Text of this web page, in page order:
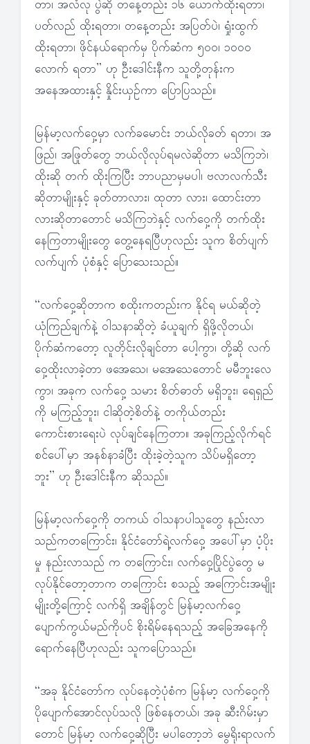
တာ၊ အလံလု ပွဲဆို တနေ့တည်း ၁၆ ယောက်ထိုးရတာ၊
ပတ်လည် ထိုးရတာ၊ တနေ့တည်း အပြတ်ပဲ၊ ရှုံးထွက်
ထိုးရတာ၊ ဖိုင်နယ်ရောက်မှ ပိုက်ဆံက ၅၀ဝ၊ ၁၀ဝ၀
လောက် ရတာ” ဟု ဦးဒေါင်းနီက သူတို့တုန်းက
အနေအထားနှင့် နှိုင်းယှဉ်ကာ ပြောပြသည်။
မြန်မာ့လက်ဝှေ့မှာ လက်ခမောင်း ဘယ်လိုခတ် ရတာ၊ အ
ဖြည်၊ အဖြုတ်တွေ ဘယ်လိုလုပ်ရမလဲဆိုတာ မသိကြဘဲ၊
ထိုးဆို တက် ထိုးကြပြီး ဘာပညာမှမပါ၊ ဗလာလက်သီး
ဆိုတာမျိုးနှင့် ခုတ်တာလား၊ ထုတာ လား၊ ထောင်းတာ
လားဆိုတာတောင် မသိကြဘဲနှင့် လက်ဝှေ့ကို တက်ထိုး
နေကြတာမျိုးတွေ တွေ့နေရပြီဟုလည်း သူက စိတ်ပျက်
လက်ပျက် ပုံစံနှင့် ပြောသေးသည်။
“လက်ဝှေ့ဆိုတာက စထိုးကတည်းက နိုင်ရ မယ်ဆိုတဲ့
ယုံကြည်ချက်နဲ့ ဝါသနာဆိုတဲ့ ခံယူချက် ရှိဖို့လိုတယ်၊
ပိုက်ဆံကတော့ လူတိုင်းလိုချင်တာ ပေါ့ကွာ၊ တို့ဆို လက်
ဝှေ့ထိုးလာခဲ့တာ ဖအေသေ၊ မအေသေတောင် မမီဘူးလေ
ကွာ၊ အခုက လက်ဝှေ့ သမား စိတ်ဓာတ် မရှိဘူး၊ ရေရှည်
ကို မကြည့်ဘူး၊ ငါဆိုတဲ့စိတ်နဲ့ တကိုယ်တည်း
ကောင်းစားရေးပဲ လုပ်ချင်နေကြတာ။ အခုကြည့်လိုက်ရင်
စင်ပေါ်မှာ အနစ်နာခံပြီး ထိုးခဲ့တဲ့သူက သိပ်မရှိတော့
ဘူး” ဟု ဦးဒေါင်းနီက ဆိုသည်။
မြန်မာ့လက်ဝှေ့ကို တကယ် ဝါသနာပါသူတွေ နည်းလာ
သည်ကတကြောင်း၊ နိုင်ငံတော်ရဲ့လက်ဝှေ့ အပေါ်မှာ ပံ့ပိုး
မှု နည်းလာသည် က တကြောင်း၊ လက်ဝှေ့ပြိုင်ပွဲတွေ မ
လုပ်နိုင်တော့တာက တကြောင်း စသည့် အကြောင်းအမျိုး
မျိုးတို့ကြောင့် လက်ရှိ အချိန်တွင် မြန်မာ့လက်ဝှေ့
ပျောက်ကွယ်မည်ကိုပင် စိုးရိမ်နေရသည့် အခြေအနေကို
ရောက်နေပြီဟုလည်း သူကပြောသည်။
“အခု နိုင်ငံတော်က လုပ်နေတဲ့ပုံစံက မြန်မာ့ လက်ဝှေ့ကို
ပိုပျောက်အောင်လုပ်သလို ဖြစ်နေတယ်၊ အခု ဆီးဂိမ်းမှာ
တောင် မြန်မာ့ လက်ဝှေ့ဆိုပြီး မပါတော့ဘဲ မွေရိုးရာလက်